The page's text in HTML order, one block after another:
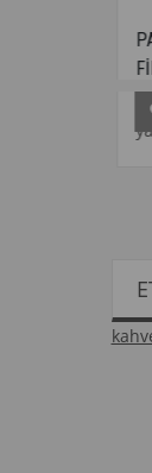
PAÇİ-
Fiyatları